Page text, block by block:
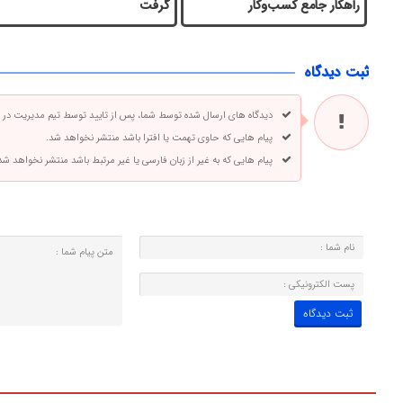
راهکار جامع کسب‌وکار
گرفت
ثبت دیدگاه
دیدگاه های ارسال شده توسط شما، پس از تایید توسط تیم مدیریت
پیام هایی که حاوی تهمت یا افترا باشد منتشر نخواهد شد.
پیام هایی که به غیر از زبان فارسی یا غیر مرتبط باشد منتشر نخواهد